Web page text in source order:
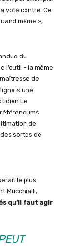
voté contre. Ce
même »,
du
l’outil – la même
de
« une
Le
de
sortes de
le plus
Mucchialli,
qu’il faut agir